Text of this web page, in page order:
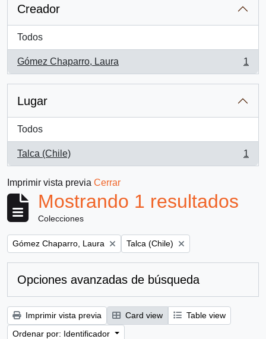
Creador
Todos
Gómez Chaparro, Laura
, 1 resultados
1
Lugar
Todos
Talca (Chile)
, 1 resultados
1
Imprimir vista previa Cerrar
Mostrando 1 resultados
Colecciones
Remove filter:
Gómez Chaparro, Laura Remove filter:
Talca (Chile)
Opciones avanzadas de búsqueda
Imprimir vista previa Card view
Table view
Ordenar por: Identificador